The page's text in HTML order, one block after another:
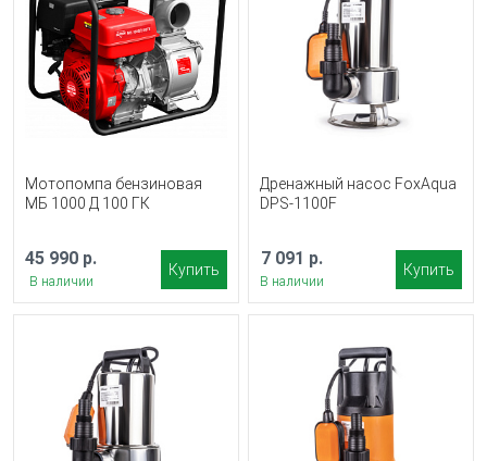
Мотопомпа бензиновая
МБ 1000 Д 100 ГК
45 990 р.
В наличии
Купить
Дренажный насос FoxAqua
DPS-1100F
7 091 р.
В наличии
Купить